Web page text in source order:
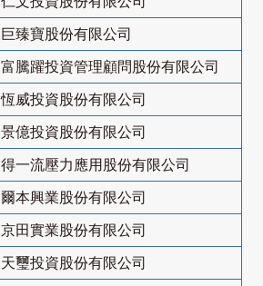
巨臻寶股份有限公司
富騰躍投資管理顧問股份有限公司
恆威投資股份有限公司
景億投資股份有限公司
得一流壓力應用股份有限公司
爾本興業股份有限公司
京田實業股份有限公司
天璽投資股份有限公司